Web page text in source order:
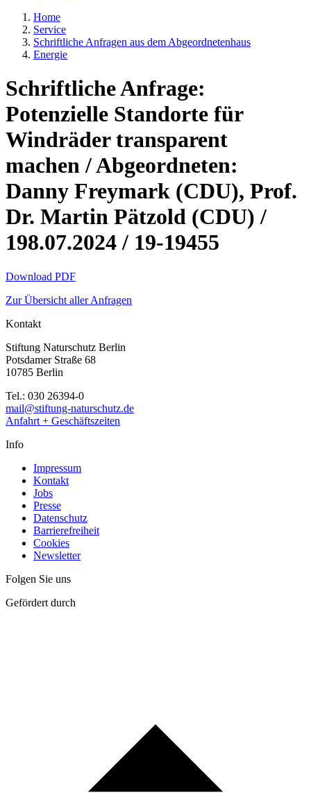
Home
Service
Schriftliche Anfragen aus dem Abgeordnetenhaus
Energie
Schriftliche Anfrage:
Potenzielle Standorte für
Windräder transparent
machen / Abgeordneten:
Danny Freymark (CDU), Prof.
Dr. Martin Pätzold (CDU) /
198.07.2024 / 19-19455
Download PDF
Zur Übersicht aller Anfragen
Kontakt
Stiftung Naturschutz Berlin
Potsdamer Straße 68
10785 Berlin
Tel.: 030 26394-0
mail@stiftung-naturschutz.de
Anfahrt + Geschäftszeiten
Info
Impressum
Kontakt
Jobs
Presse
Datenschutz
Barrierefreiheit
Cookies
Newsletter
Folgen Sie uns
Gefördert durch